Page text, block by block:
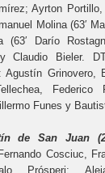
Ayrton
Molina (63′
(63′ Darío
Claudio Bieler.
Agustín Grinovero,
Federico
Funes y
de San Juan
Cosciuc,
Prósperi;